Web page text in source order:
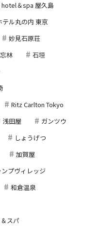
＆spa 屋久島
テル丸の内 東京
妙見石原荘
林
石垣
Ritz Carlton Tokyo
浅田屋
ガンツウ
しょうげつ
加賀屋
プヴィレッジ
和倉温泉
スパ